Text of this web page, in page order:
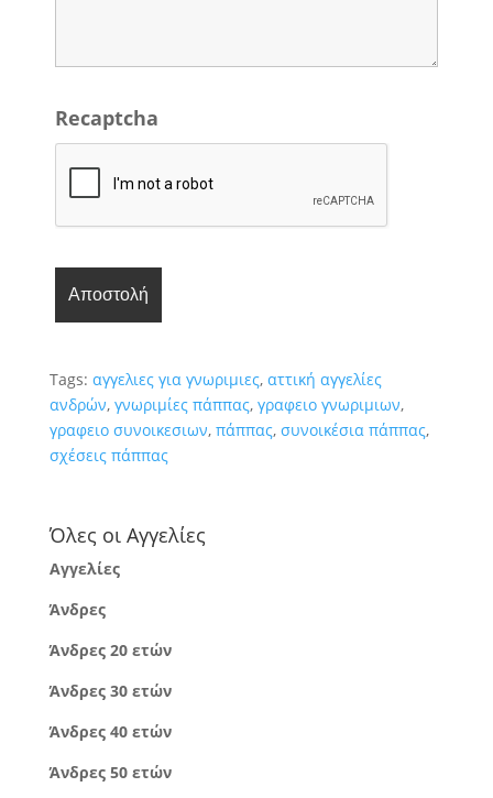
Recaptcha
Tags: αγγελιες για γνωριμιες, αττική αγγελίες
ανδρών, γνωριμίες πάππας, γραφειο γνωριμιων,
γραφειο συνοικεσιων, πάππας, συνοικέσια πάππας,
σχέσεις πάππας
Όλες οι Αγγελίες
Αγγελίες
Άνδρες
Άνδρες 20 ετών
Άνδρες 30 ετών
Άνδρες 40 ετών
Άνδρες 50 ετών